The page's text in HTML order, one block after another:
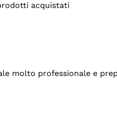
acquistati
molto professionale e